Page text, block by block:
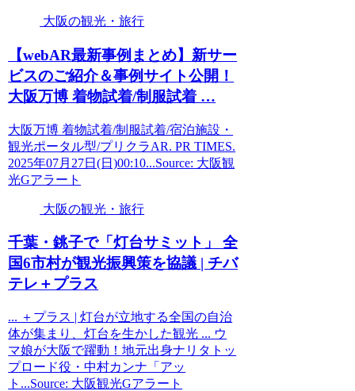
大阪の観光・旅行
【webAR最新事例まとめ】新サー
ビスのご紹介＆事例サイト公開！
大阪万博 着物試着/制服試着 …
大阪万博 着物試着/制服試着/宿泊施設・
観光ポータル型/プリクラAR. PR TIMES.
2025年07月27日(日)00:10...Source: 大阪観
光Gアラート
大阪の観光・旅行
千葉・銚子で「灯台サミット」 全
国6市村が観光振興策を協議 | チバ
テレ＋プラス
... ＋プラス | 灯台が立地する全国の自治
体が集まり、灯台を生かした観光 ... ウ
マ娘が大阪で躍動！地元出身ナリタトッ
プロード役・中村カンナ「アッ
ト...Source: 大阪観光Gアラート